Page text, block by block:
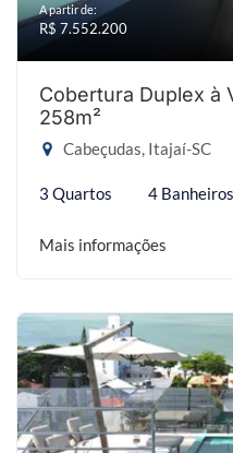
A partir de:
R$ 7.552.200
Cobertura Duplex à
258m²
Cabeçudas, Itajaí-SC
3 Quartos 4 Banheiros
Mais informações